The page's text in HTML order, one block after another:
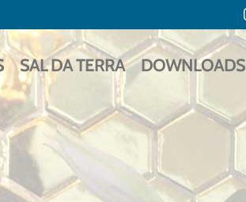
SAL DA TERRA DOWNLOADS